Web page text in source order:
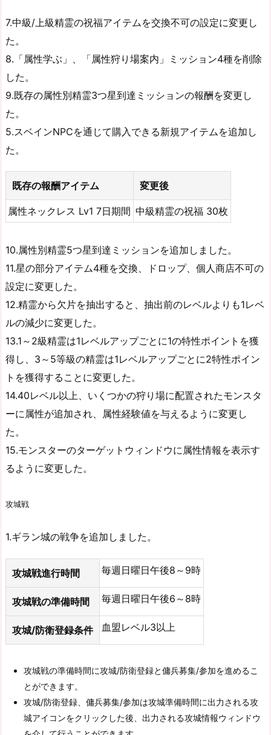
7.中級/上級精霊の祝福アイテムを交換不可の設定に変更し
た。
8.「属性学ぶ」、「属性狩り場案内」ミッション4種を削除
した。
9.既存の属性別精霊3つ星到達ミッションの報酬を変更し
た。
5.スベインNPCを通じて購入できる新規アイテムを追加し
た。
既存の報酬アイテム 変更後
属性ネックレス Lv1 7日期間 中級精霊の祝福 30枚
10.属性別精霊5つ星到達ミッションを追加しました。
11.星の部分アイテム4種を交換、ドロップ、個人商店不可の
設定に変更した。
12.精霊から欠片を抽出すると、抽出前のレベルよりも1レベ
ルの減少に変更した。
13.1～2級精霊は1レベルアップごとに1の特性ポイントを獲
得し、3～5等級の精霊は1レベルアップごとに2特性ポイン
トを獲得することに変更した。
14.40レベル以上、いくつかの狩り場に配置されたモンスタ
ーに属性が追加され、属性経験値を与えるように変更し
た。
15.モンスターのターゲットウィンドウに属性情報を表示す
るように変更した。
攻城戦
1.ギラン城の戦争を追加しました。
攻城戦進行時間 毎週日曜日午後8～9時
攻城戦の準備時間 毎週日曜日午後6～8時
攻城/防衛登録条件 血盟レベル3以上
攻城戦の準備時間に攻城/防衛登録と傭兵募集/参加を進めるこ
とができます。
攻城/防衛登録、傭兵募集/参加は攻城準備時間に出力される攻
城アイコンをクリックした後、出力される攻城情報ウィンドウ